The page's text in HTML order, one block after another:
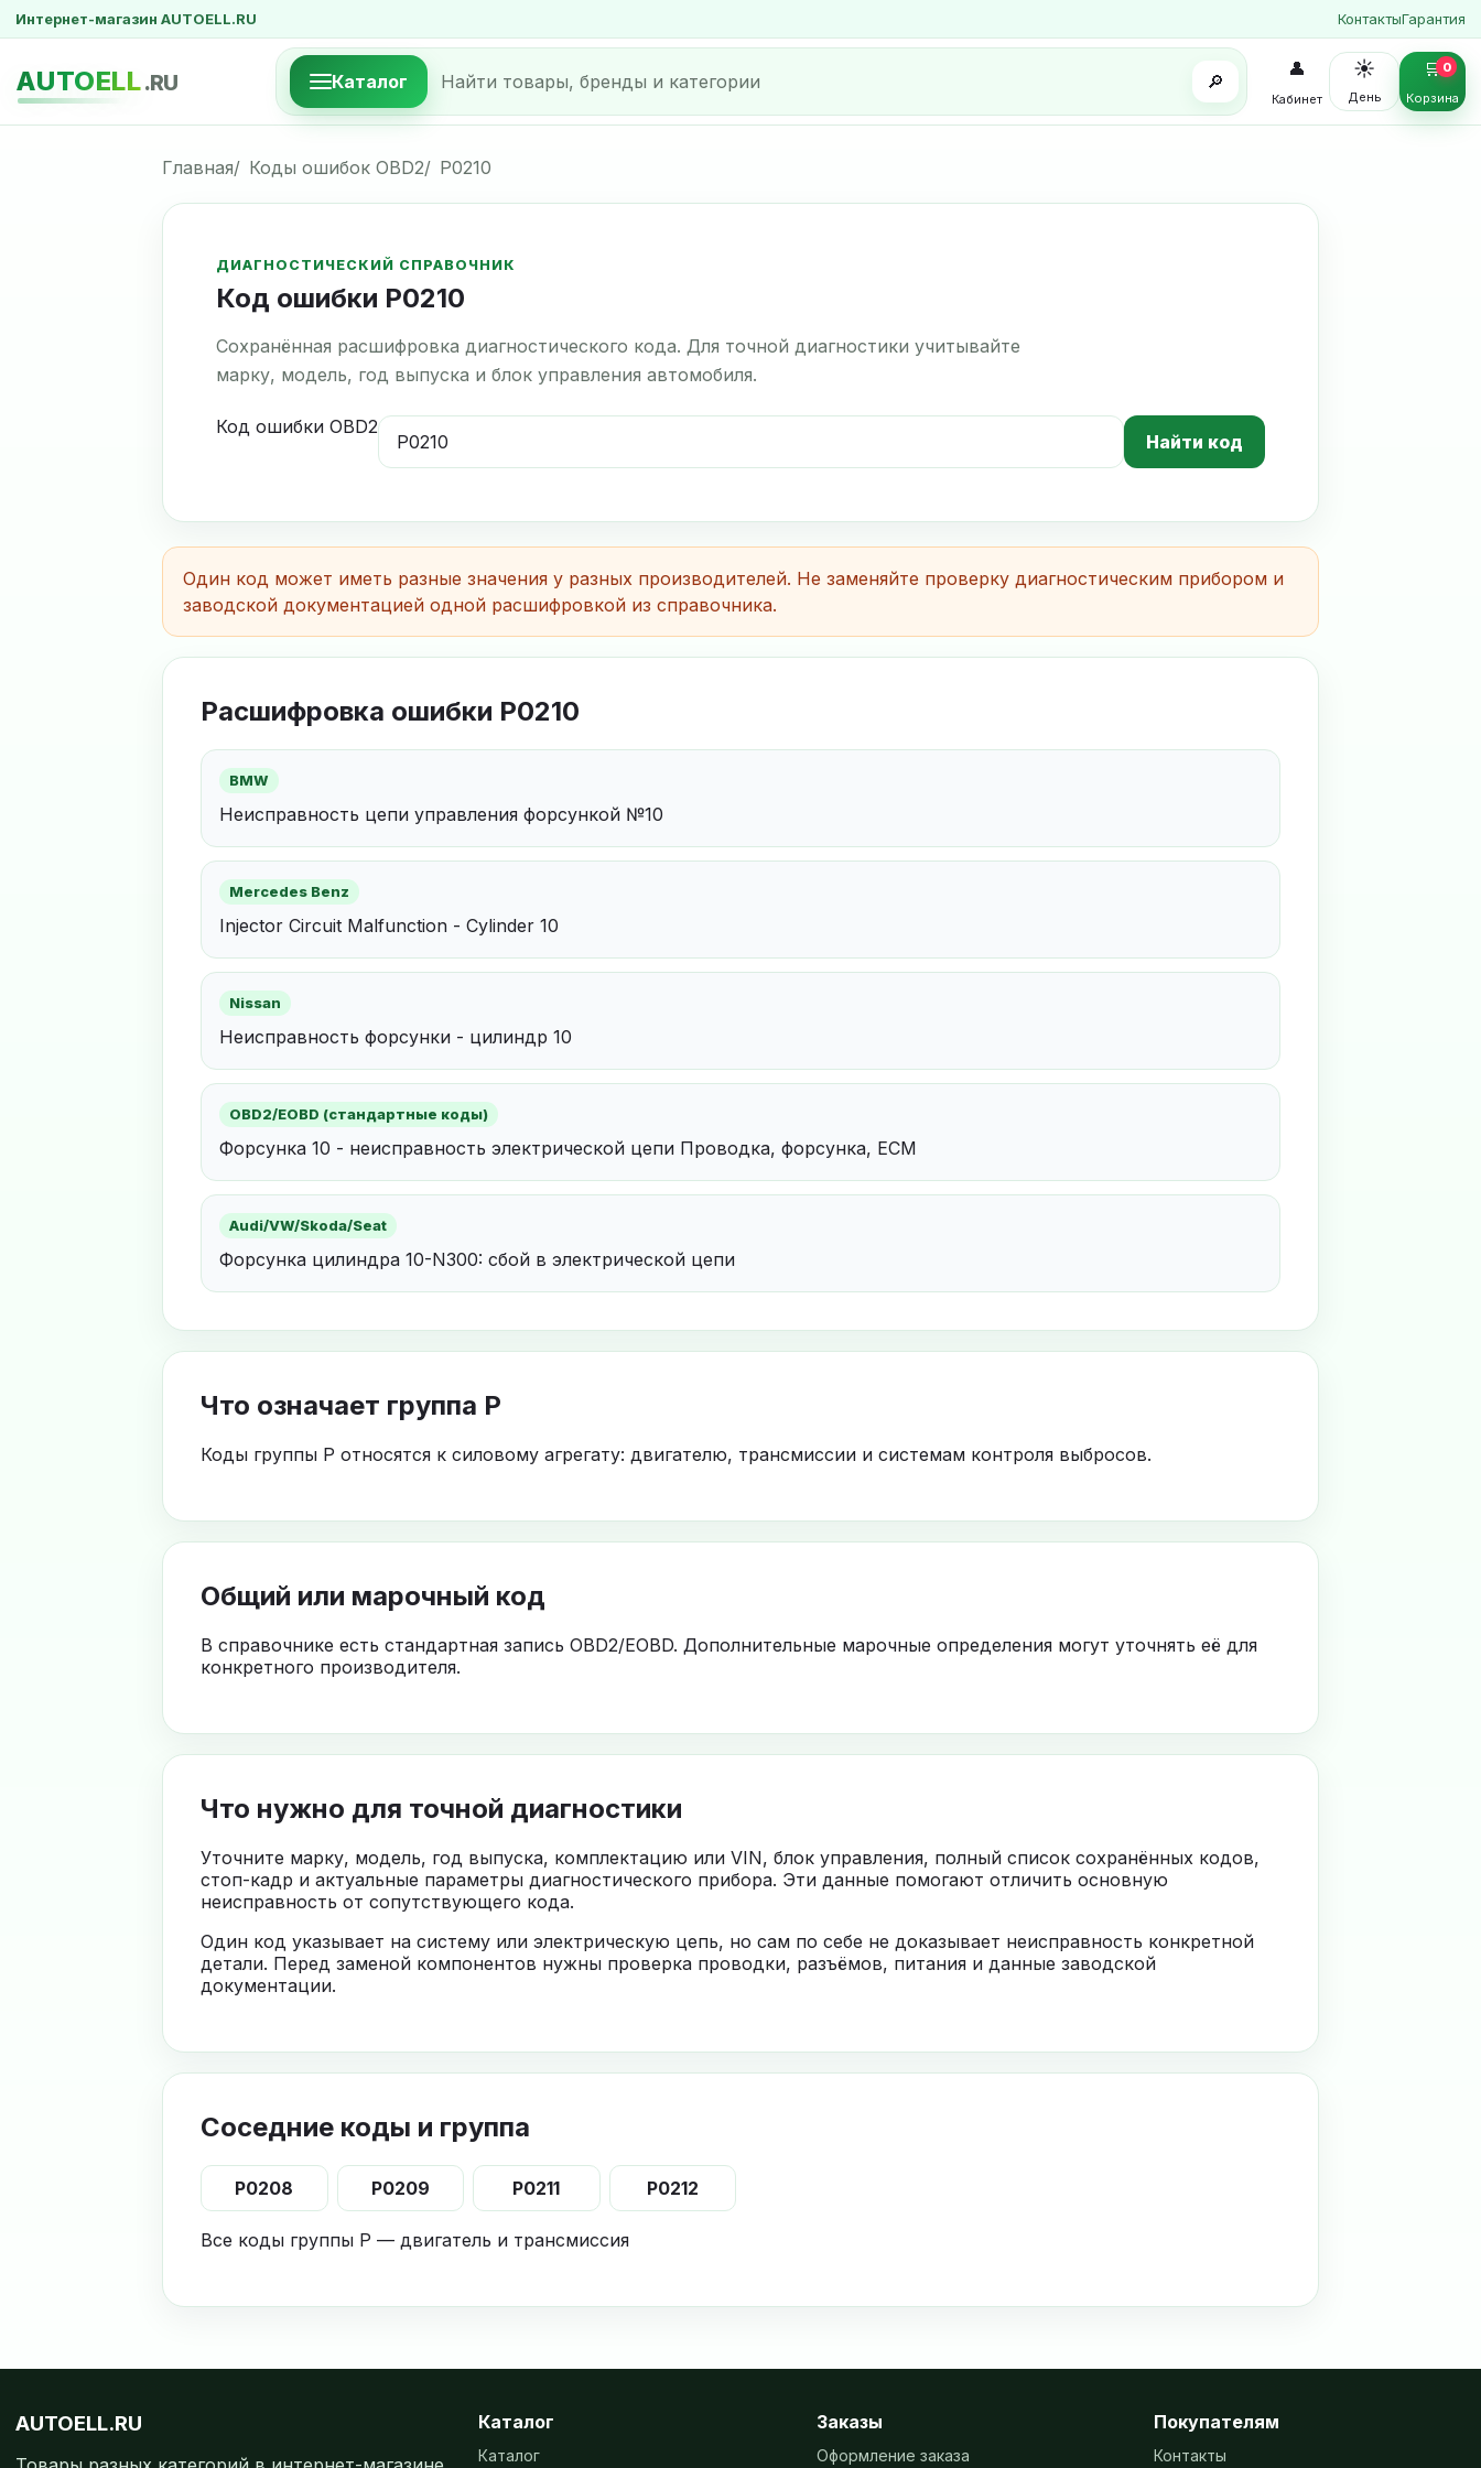
Интернет-магазин AUTOELL.RU КонтактыГарантия
AUTOELL.RU Каталог 🔎
👤
Кабинет
☀️
День
🛒
Корзина
0
Главная Коды ошибок OBD2 P0210
ДИАГНОСТИЧЕСКИЙ СПРАВОЧНИК
Код ошибки P0210
Сохранённая расшифровка диагностического кода. Для точной диагностики учитывайте
марку, модель, год выпуска и блок управления автомобиля.
Код ошибки OBD2
Найти код
Один код может иметь разные значения у разных производителей. Не заменяйте проверку диагностическим прибором и
заводской документацией одной расшифровкой из справочника.
Расшифровка ошибки P0210
BMW
Неисправность цепи управления форсункой №10
Mercedes Benz
Injector Circuit Malfunction - Cylinder 10
Nissan
Неисправность форсунки - цилиндр 10
OBD2/EOBD (стандартные коды)
Форсунка 10 - неисправность электрической цепи Проводка, форсунка, ECM
Audi/VW/Skoda/Seat
Форсунка цилиндра 10-N300: сбой в электрической цепи
Что означает группа P
Коды группы P относятся к силовому агрегату: двигателю, трансмиссии и системам контроля выбросов.
Общий или марочный код
В справочнике есть стандартная запись OBD2/EOBD. Дополнительные марочные определения могут уточнять её для
конкретного производителя.
Что нужно для точной диагностики
Уточните марку, модель, год выпуска, комплектацию или VIN, блок управления, полный список сохранённых кодов,
стоп-кадр и актуальные параметры диагностического прибора. Эти данные помогают отличить основную
неисправность от сопутствующего кода.
Один код указывает на систему или электрическую цепь, но сам по себе не доказывает неисправность конкретной
детали. Перед заменой компонентов нужны проверка проводки, разъёмов, питания и данные заводской
документации.
Соседние коды и группа
P0208 P0209 P0211 P0212
Все коды группы P — двигатель и трансмиссия
AUTOELL.RU Каталог
Каталог
Заказы
Оформление заказа
Покупателям
Контакты